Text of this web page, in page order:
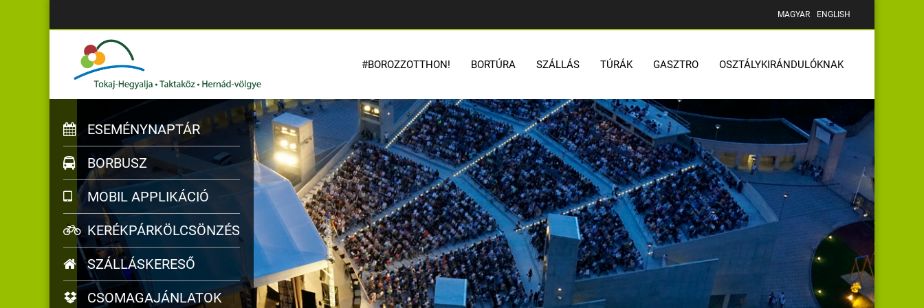
MAGYAR ENGLISH
#BOROZZOTTHON! BORTÚRA SZÁLLÁS TÚRÁK GASZTRO OSZTÁLYKIRÁNDULÓKNAK
ESEMÉNYNAPTÁR
BORBUSZ
MOBIL APPLIKÁCIÓ
KERÉKPÁRKÖLCSÖNZÉS
SZÁLLÁSKERESŐ
CSOMAGAJÁNLATOK